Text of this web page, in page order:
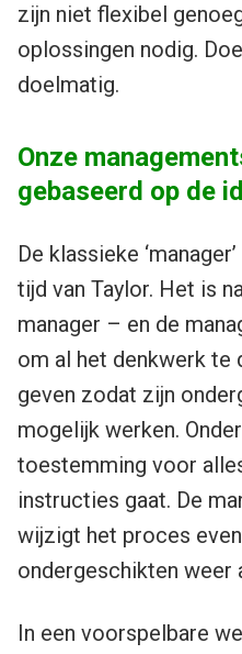
zijn niet flexibel
oplossingen nodig.
doelmatig.
Onze
gebaseerd op de
De klassieke
tijd van Taylor. Het is
manager – en de
om al het denkwerk te
geven zodat zijn
mogelijk werken.
toestemming voor
instructies gaat. De
wijzigt het proces
ondergeschikten weer
In een voorspelbare